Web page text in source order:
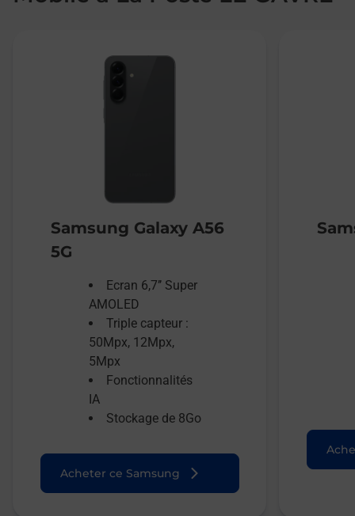
Samsung Galaxy A56
5G
Ecran 6,7’’ Super
AMOLED
Triple capteur :
50Mpx, 12Mpx,
5Mpx
Fonctionnalités
IA
Stockage de 8Go
Acheter ce Samsung